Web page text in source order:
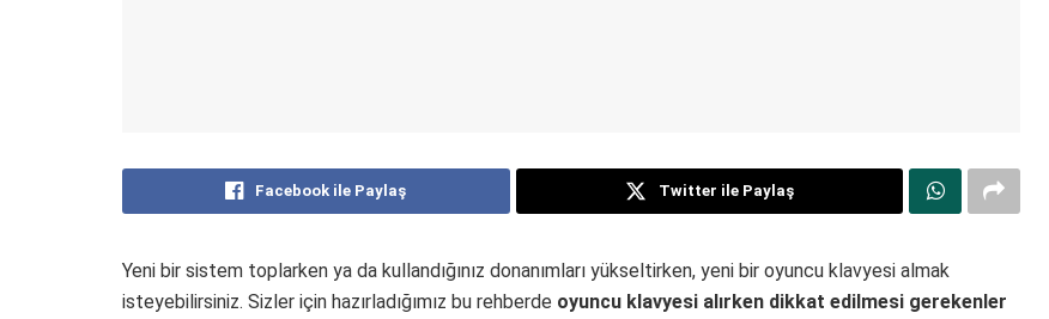
Facebook ile Paylaş Twitter ile Paylaş
Yeni bir sistem toplarken ya da kullandığınız donanımları yükseltirken, yeni bir oyuncu klavyesi almak
isteyebilirsiniz. Sizler için hazırladığımız bu rehberde oyuncu klavyesi alırken dikkat edilmesi gerekenler